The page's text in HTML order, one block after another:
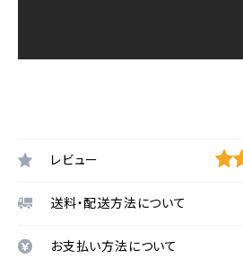
レビュー
送料・配送方法について
お支払い方法について